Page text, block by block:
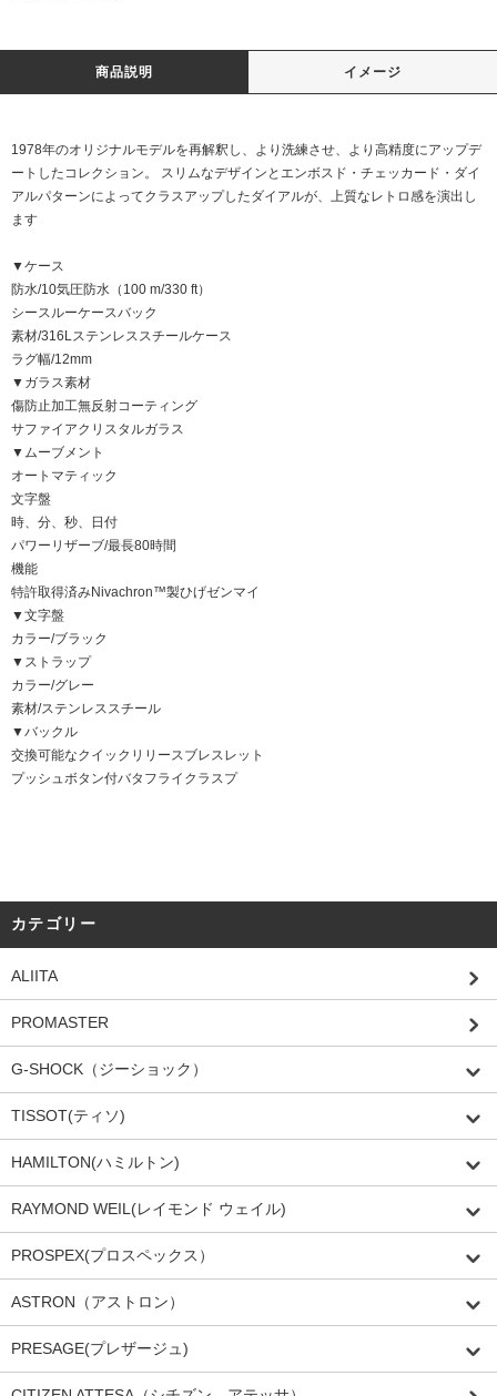
商品説明 イメージ
1978年のオリジナルモデルを再解釈し、より洗練させ、より高精度にアップデ
ートしたコレクション。 スリムなデザインとエンボスド・チェッカード・ダイ
アルパターンによってクラスアップしたダイアルが、上質なレトロ感を演出し
ます
▼ケース
防水/10気圧防水（100 m/330 ft）
シースルーケースバック
素材/316Lステンレススチールケース
ラグ幅/12mm
▼ガラス素材
傷防止加工無反射コーティング
サファイアクリスタルガラス
▼ムーブメント
オートマティック
文字盤
時、分、秒、日付
パワーリザーブ/最長80時間
機能
特許取得済みNivachron™製ひげゼンマイ
▼文字盤
カラー/ブラック
▼ストラップ
カラー/グレー
素材/ステンレススチール
▼バックル
交換可能なクイックリリースブレスレット
プッシュボタン付バタフライクラスプ
カテゴリー
ALIITA
PROMASTER
G-SHOCK（ジーショック）
TISSOT(ティソ)
HAMILTON(ハミルトン)
RAYMOND WEIL(レイモンド ウェイル)
PROSPEX(プロスペックス）
ASTRON（アストロン）
PRESAGE(プレザージュ)